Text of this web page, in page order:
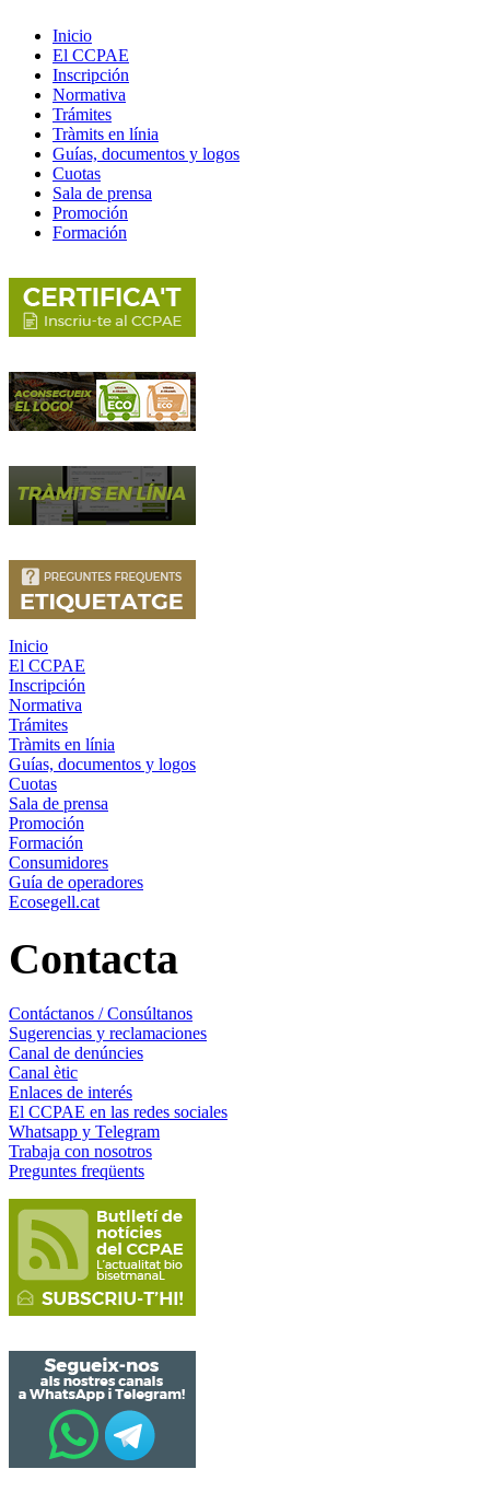
Inicio
El CCPAE
Inscripción
Normativa
Trámites
Tràmits en línia
Guías, documentos y logos
Cuotas
Sala de prensa
Promoción
Formación
Inicio
El CCPAE
Inscripción
Normativa
Trámites
Tràmits en línia
Guías, documentos y logos
Cuotas
Sala de prensa
Promoción
Formación
Consumidores
Guía de operadores
Ecosegell.cat
Contacta
Contáctanos / Consúltanos
Sugerencias y reclamaciones
Canal de denúncies
Canal ètic
Enlaces de interés
El CCPAE en las redes sociales
Whatsapp y Telegram
Trabaja con nosotros
Preguntes freqüents